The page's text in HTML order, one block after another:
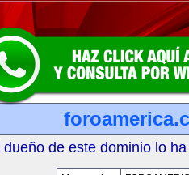
dueño de este dominio lo